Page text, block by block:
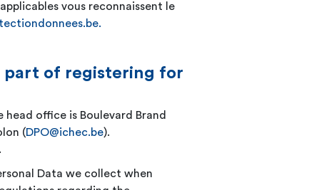
vous reconnaissent le
.
part of registering for
head office is Boulevard Brand
(DPO@ichec.be).
Data we collect when